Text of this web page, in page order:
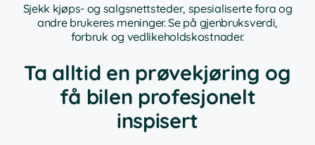
Sjekk kjøps- og salgsnettsteder, spesialiserte fora og
andre brukeres meninger. Se på gjenbruksverdi,
forbruk og vedlikeholdskostnader.
Ta alltid en prøvekjøring og
få bilen profesjonelt
inspisert